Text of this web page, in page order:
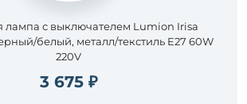
лампа с выключателем Lumion Irisa
белый, металл/текстиль E27 60W
220V
3 675 ₽